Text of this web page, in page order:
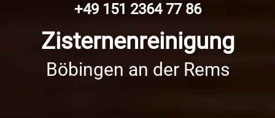
+49 151 2364 77 86
Zisternenreinigung
Böbingen an der Rems